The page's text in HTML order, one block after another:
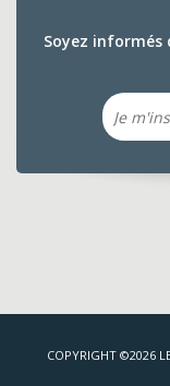
Soyez informés
Email
COPYRIGHT ©2026